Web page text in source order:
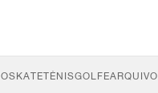
SKATETÉNISGOLFEARQUIVO